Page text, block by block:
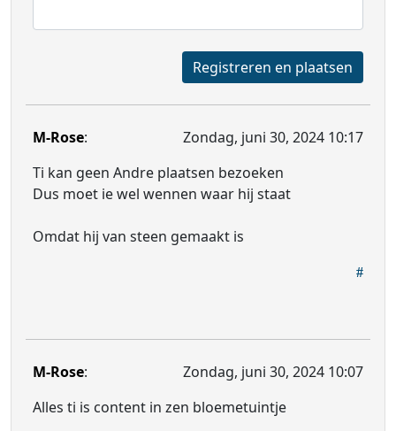
Registreren en plaatsen
M-Rose:
Zondag, juni 30, 2024 10:17
Ti kan geen Andre plaatsen bezoeken
Dus moet ie wel wennen waar hij staat
Omdat hij van steen gemaakt is
M-Rose:
Zondag, juni 30, 2024 10:07
Alles ti is content in zen bloemetuintje